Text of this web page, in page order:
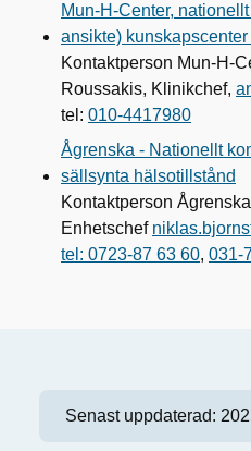
Mun-H-Center,
ansikte)
Kontaktperson Mun-H-
Roussakis, Klinikchef,
tel: 010-4417980
Ågrenska - Nationellt
sällsynta hälsotillstånd
Kontaktperson
Enhetschef
tel: 0723-87 63 60, 031-
Senast uppdaterad: